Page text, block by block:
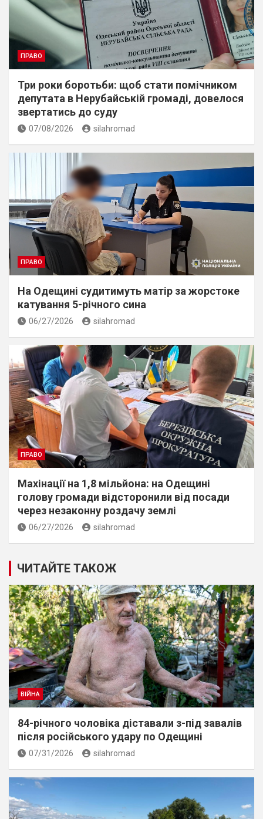
ПРАВО
Три роки боротьби: щоб стати помічником
депутата в Нерубайській громаді, довелося
звертатись до суду
07/08/2026 silahromad
ПРАВО
На Одещині судитимуть матір за жорстоке
катування 5-річного сина
06/27/2026 silahromad
ПРАВО
Махінації на 1,8 мільйона: на Одещині
голову громади відсторонили від посади
через незаконну роздачу землі
06/27/2026 silahromad
ЧИТАЙТЕ ТАКОЖ
ВІЙНА
84-річного чоловіка діставали з-під завалів
пiсля росiйського удару по Одещині
07/31/2026 silahromad